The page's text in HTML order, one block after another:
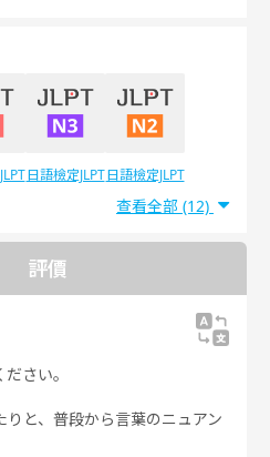
日語檢定JLPT日語檢定JLPT
查看全部 (12)
評價
さい。
と、普段から言葉のニュアン